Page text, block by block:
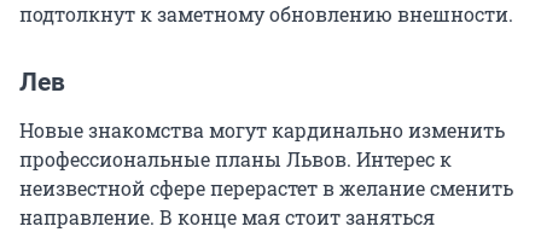
подтолкнут к заметному обновлению внешности.
Лев
Новые знакомства могут кардинально изменить
профессиональные планы Львов. Интерес к
неизвестной сфере перерастет в желание сменить
направление. В конце мая стоит заняться